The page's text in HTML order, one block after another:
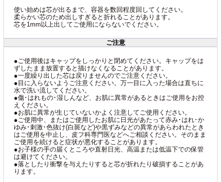
使い始めは芯が出るまで、容器を数回程度回してください。
柔らかい芯のため出しすぎると折れることがあります。
芯を1mm以上出してご使用にならないでください。
ご注意
●ご使用後はキャップをしっかりと閉めてください。キャップをは
ずしたまま放置すると描けなくなることがあります。
●一度繰り出した芯は戻りませんのでご注意ください。
●目に入らないようご注意ください。万一目に入った場合は直ちに
水で洗い流してください。
●傷･はれもの･湿しんなど、お肌に異常があるときはご使用をお控
えください。
●お肌に異常が生じていないかよく注意してご使用ください。
●ご使用中、またはご使用したお肌に日光があたって赤み･はれ･か
ゆみ･刺激･色抜け(白斑など)や黒ずみなどの異常があらわれたとき
はご使用を中止し、皮フ科専門医などへご相談ください。そのまま
ご使用を続けると症状が悪化することがあります。
●お子様の手の届くところや直射日光、高温または低温下での保管
は避けてください。
●落としたり衝撃を与えたりすると芯が折れたり破損することがあ
ります。